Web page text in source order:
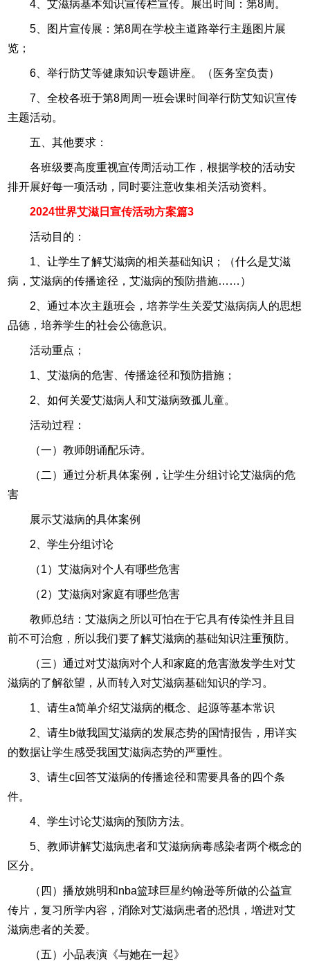
4、艾滋病基本知识宣传栏宣传。展出时间：第8周。
5、图片宣传展：第8周在学校主道路举行主题图片展
览；
6、举行防艾等健康知识专题讲座。（医务室负责）
7、全校各班于第8周周一班会课时间举行防艾知识宣传
主题活动。
五、其他要求：
各班级要高度重视宣传周活动工作，根据学校的活动安
排开展好每一项活动，同时要注意收集相关活动资料。
2024世界艾滋日宣传活动方案篇3
活动目的：
1、让学生了解艾滋病的相关基础知识；（什么是艾滋
病，艾滋病的传播途径，艾滋病的预防措施……）
2、通过本次主题班会，培养学生关爱艾滋病病人的思想
品德，培养学生的社会公德意识。
活动重点；
1、艾滋病的危害、传播途径和预防措施；
2、如何关爱艾滋病人和艾滋病致孤儿童。
活动过程：
（一）教师朗诵配乐诗。
（二）通过分析具体案例，让学生分组讨论艾滋病的危
害
展示艾滋病的具体案例
2、学生分组讨论
（1）艾滋病对个人有哪些危害
（2）艾滋病对家庭有哪些危害
教师总结：艾滋病之所以可怕在于它具有传染性并且目
前不可治愈，所以我们要了解艾滋病的基础知识注重预防。
（三）通过对艾滋病对个人和家庭的危害激发学生对艾
滋病的了解欲望，从而转入对艾滋病基础知识的学习。
1、请生a简单介绍艾滋病的概念、起源等基本常识
2、请生b做我国艾滋病的发展态势的国情报告，用详实
的数据让学生感受我国艾滋病态势的严重性。
3、请生c回答艾滋病的传播途径和需要具备的四个条
件。
4、学生讨论艾滋病的预防方法。
5、教师讲解艾滋病患者和艾滋病病毒感染者两个概念的
区分。
（四）播放姚明和nba篮球巨星约翰逊等所做的公益宣
传片，复习所学内容，消除对艾滋病患者的恐惧，增进对艾
滋病患者的关爱。
（五）小品表演《与她在一起》